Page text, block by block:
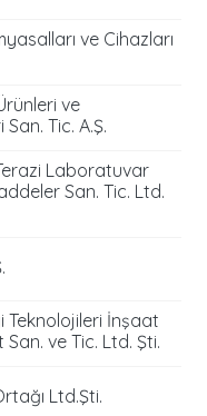
ve Cihazları
ve
Tic. A.Ş.
Laboratuvar
San. Tic. Ltd.
Teknolojileri İnşaat
ve Tic. Ltd. Şti.
Ltd.Şti.